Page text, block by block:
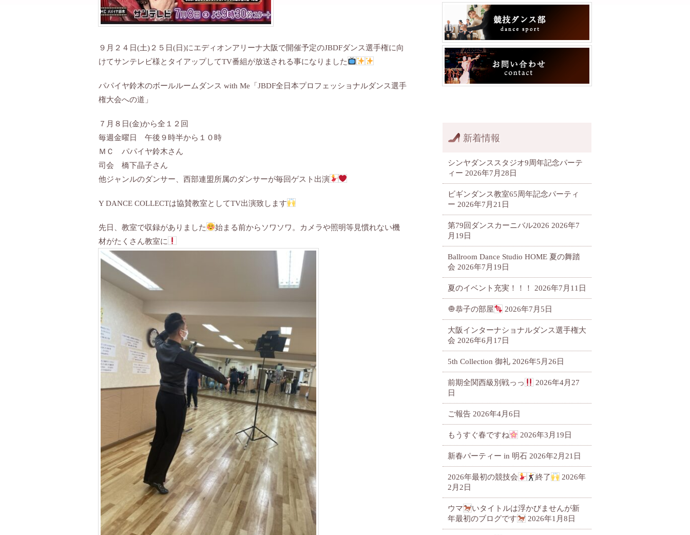
９月２４日(土)２５日(日)にエディオンアリーナ大阪で開催予定のJBDFダンス選手権に向
けてサンテレビ様とタイアップしてTV番組が放送される事になりました
パパイヤ鈴木のボールルームダンス with Me「JBDF全日本プロフェッショナルダンス選手
権大会への道」
７月８日(金)から全１２回
毎週金曜日 午後９時半から１０時
ＭＣ パパイヤ鈴木さん
司会 橋下晶子さん
他ジャンルのダンサー、西部連盟所属のダンサーが毎回ゲスト出演
Y DANCE COLLECTは協賛教室としてTV出演致します
先日、教室で収録がありました
始まる前からソワソワ。カメラや照明等見慣れない機
材がたくさん教室に
新着情報
シンヤダンススタジオ9周年記念パーテ
ィー 2026年7月28日
ビギンダンス教室65周年記念パーティ
ー 2026年7月21日
第79回ダンスカーニバル2026 2026年7
月19日
Ballroom Dance Studio HOME 夏の舞踏
会 2026年7月19日
夏のイベント充実！！！ 2026年7月11日
🧅恭子の部屋 2026年7月5日
大阪インターナショナルダンス選手権大
会 2026年6月17日
5th Collection 御礼 2026年5月26日
前期全関西級別戦っっ
2026年4月27
日
ご報告 2026年4月6日
もうすぐ春ですね 2026年3月19日
新春パーティー in 明石 2026年2月21日
2026年最初の競技会 終了
2026年
2月2日
ウマ
いタイトルは浮かびませんが新
年最初のブログです
2026年1月8日